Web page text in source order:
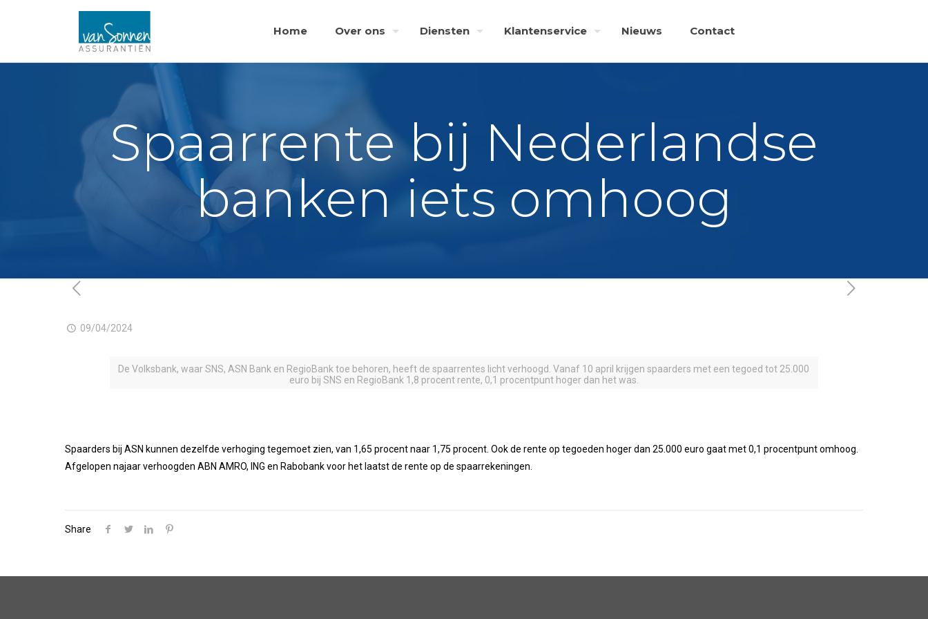
Home Over ons Diensten Klantenservice Nieuws Contact
Spaarrente bij Nederlandse
banken iets omhoog
09/04/2024
De Volksbank, waar SNS, ASN Bank en RegioBank toe behoren, heeft de spaarrentes licht verhoogd. Vanaf 10 april krijgen spaarders met een tegoed tot 25.000
euro bij SNS en RegioBank 1,8 procent rente, 0,1 procentpunt hoger dan het was.
Spaarders bij ASN kunnen dezelfde verhoging tegemoet zien, van 1,65 procent naar 1,75 procent. Ook de rente op tegoeden hoger dan 25.000 euro gaat met 0,1 procentpunt omhoog.
Afgelopen najaar verhoogden ABN AMRO, ING en Rabobank voor het laatst de rente op de spaarrekeningen.
Share